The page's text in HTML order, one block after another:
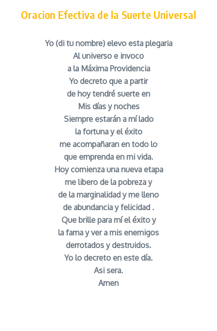
Oracion Efectiva de la Suerte Universal
Yo (di tu nombre) elevo esta plegaria
Al universo e invoco
a la Máxima Providencia
Yo decreto que a partir
de hoy tendré suerte en
Mis días y noches
Siempre estarán a mí lado
la fortuna y el éxito
me acompañaran en todo lo
que emprenda en mi vida.
Hoy comienza una nueva etapa
me libero de la pobreza y
de la marginalidad y me lleno
de abundancia y felicidad .
Que brille para mí el éxito y
la fama y ver a mis enemigos
derrotados y destruidos.
Yo lo decreto en este día.
Asi sera.
Amen